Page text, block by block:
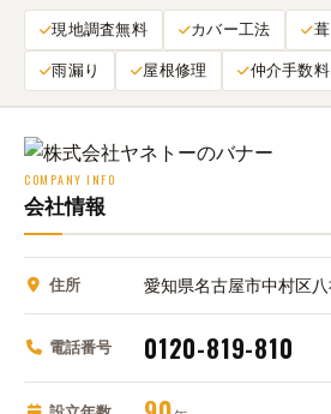
現地調査無料 カバー工法
雨漏り 屋根修理 仲介手数料
COMPANY INFO
会社情報
住所 愛知県名古屋市中村区
電話番号 0120-819-810